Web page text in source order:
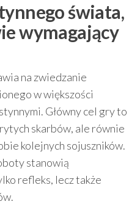
świata,
wymagający
na zwiedzanie
w większości
Główny cel gry to
skarbów, ale równie
kolejnych sojuszników.
stanowią
refleks, lecz także